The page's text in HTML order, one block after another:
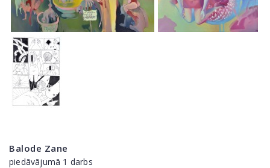
Balode Zane
piedāvājumā 1 darbs